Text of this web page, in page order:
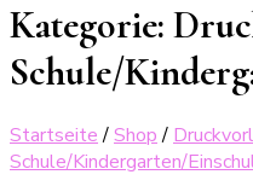
Kategorie:
Schule/
Startseite /Shop /
Schule/Kindergarten/